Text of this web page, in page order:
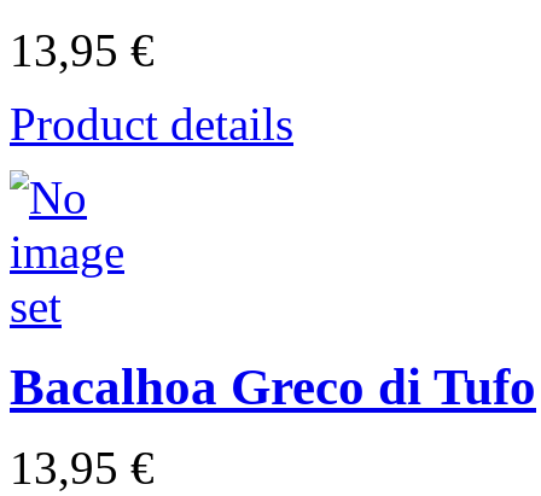
13,95 €
Product details
Bacalhoa Greco di Tufo
13,95 €